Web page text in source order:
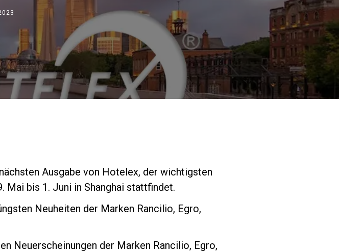
Ausgabe von Hotelex, der wichtigsten
Mai bis 1. Juni in Shanghai stattfindet.
Neuheiten der Marken Rancilio, Egro,
Neuerscheinungen der Marken Rancilio, Egro,
uns
Nachhaltigkeit
Connect
Kontaktieren
Sie uns